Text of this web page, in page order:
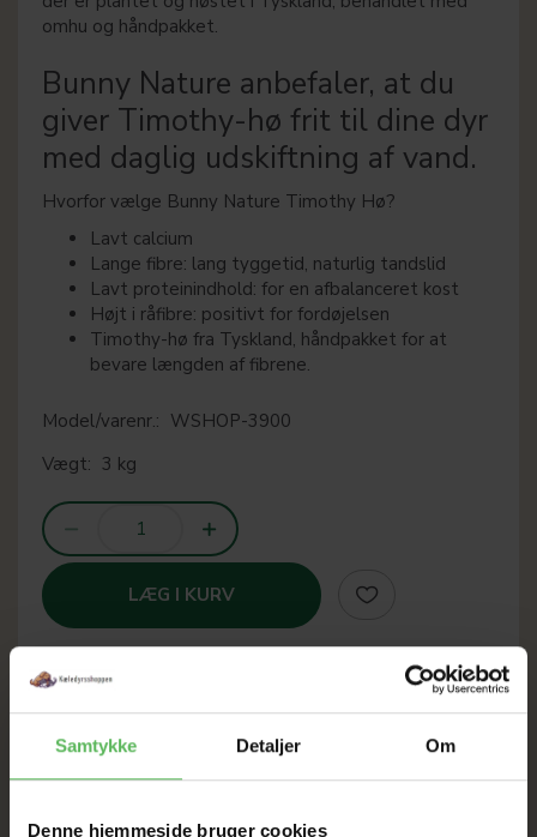
Samtykke Detaljer Om
Denne hjemmeside bruger cookies
omhu og håndpakket.
Bunny Nature anbefaler, at du
giver Timothy-hø frit til dine dyr
med daglig udskiftning af vand.
Hvorfor vælge Bunny Nature Timothy Hø?
Lavt calcium
Lange fibre: lang tyggetid, naturlig tandslid
Lavt proteinindhold: for en afbalanceret kost
Højt i råfibre: positivt for fordøjelsen
Timothy-hø fra Tyskland, håndpakket for at
bevare længden af fibrene.
Model/varenr.: WSHOP-3900
Vægt: 3 kg
LÆG I KURV
SOMMER
UDSALG